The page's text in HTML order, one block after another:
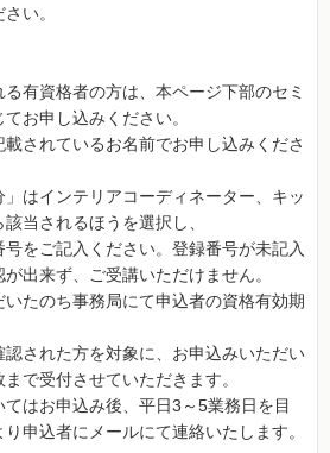
い。
有資格者の方は、本ページ下部のセミ
お申し込みください。
いるお名前でお申し込みくださ
テリアコーディネーター、キッ
当されるほうを選択し、
入ください。登録番号が未記入
出来ず、ご受講いただけません。
たのち事務局にて申込者の資格有効期
された方を対象に、お申込みいただい
で受付させていただきます。
はお申込み後、平日3～5業務日を目
申込者にメールにて連絡いたします。